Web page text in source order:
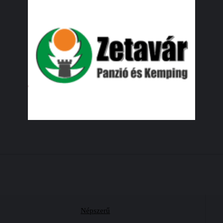
Népszerű